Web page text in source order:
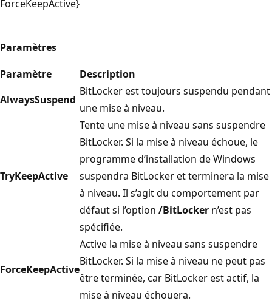
ForceKeepActive}
Paramètres
Paramètre
Description
AlwaysSuspend
BitLocker est toujours suspendu pendant
une mise à niveau.
TryKeepActive
Tente une mise à niveau sans suspendre
BitLocker. Si la mise à niveau échoue, le
programme d’installation de Windows
suspendra BitLocker et terminera la mise
à niveau. Il s’agit du comportement par
défaut si l’option /BitLocker n’est pas
spécifiée.
ForceKeepActive
Active la mise à niveau sans suspendre
BitLocker. Si la mise à niveau ne peut pas
être terminée, car BitLocker est actif, la
mise à niveau échouera.